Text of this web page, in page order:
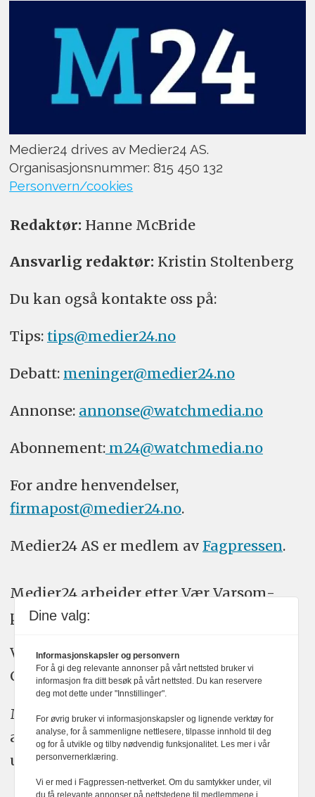
Medier24 drives av Medier24 AS.
Organisasjonsnummer: 815 450 132
Personvern/cookies
Redaktør: Hanne McBride
Ansvarlig redaktør: Kristin Stoltenberg
Du kan også kontakte oss på:
Tips: tips@medier24.no
Debatt: meninger@medier24.no
Annonse: annonse@watchmedia.no
Abonnement:m24@watchmedia.no
For andre henvendelser,
firmapost@medier24.no.
Medier24 AS er medlem av Fagpressen.
Medier24 arbeider etter Vær Varsom-
plakatens regler for god presseskikk.
Vi bruker KI-verktøy som ChatGPT,
Claude, og Gemini i journalistikken vår.
Medier24s redaksjon har alltid det fulle
ansvar for publisert innhold, med eller
uten bruk av kunstig intelligens.
Dine valg:
Informasjonskapsler og personvern
For å gi deg relevante annonser på vårt nettsted bruker vi
informasjon fra ditt besøk på vårt nettsted. Du kan reservere
deg mot dette under "Innstillinger".
For øvrig bruker vi informasjonskapsler og lignende verktøy for
analyse, for å sammenligne nettlesere, tilpasse innhold til deg
og for å utvikle og tilby nødvendig funksjonalitet. Les mer i vår
personvernerklæring.
Vi er med i Fagpressen-nettverket. Om du samtykker under, vil
du få relevante annonser på nettstedene til medlemmene i